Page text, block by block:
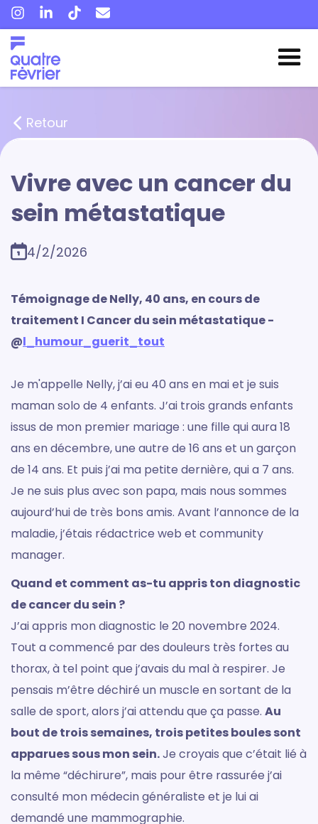
Retour
Vivre avec un cancer du
sein métastatique
4/2/2026
Témoignage de Nelly, 40 ans, en cours de
traitement I Cancer du sein métastatique -
@l_humour_guerit_tout
Je m'appelle Nelly, j’ai eu 40 ans en mai et je suis
maman solo de 4 enfants. J’ai trois grands enfants
issus de mon premier mariage : une fille qui aura 18
ans en décembre, une autre de 16 ans et un garçon
de 14 ans. Et puis j’ai ma petite dernière, qui a 7 ans.
Je ne suis plus avec son papa, mais nous sommes
aujourd’hui de très bons amis. Avant l’annonce de la
maladie, j’étais rédactrice web et community
manager.
Quand et comment as-tu appris ton diagnostic
de cancer du sein ?
J’ai appris mon diagnostic le 20 novembre 2024.
Tout a commencé par des douleurs très fortes au
thorax, à tel point que j’avais du mal à respirer. Je
pensais m’être déchiré un muscle en sortant de la
salle de sport, alors j’ai attendu que ça passe. Au
bout de trois semaines, trois petites boules sont
apparues sous mon sein.Je croyais que c’était lié à
la même “déchirure”, mais pour être rassurée j’ai
consulté mon médecin généraliste et je lui ai
demandé une mammographie.